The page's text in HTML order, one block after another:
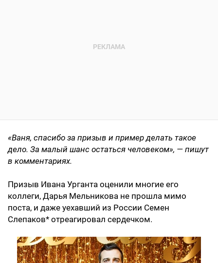
«Ваня, спасибо за призыв и пример делать такое
дело. За малый шанс остаться человеком», — пишут
в комментариях.
Призыв Ивана Урганта оценили многие его
коллеги, Дарья Мельникова не прошла мимо
поста, и даже уехавший из России Семен
Слепаков* отреагировал сердечком.